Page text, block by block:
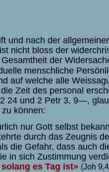
und nach der
nicht bloss der
der
menschliche
auf welche alle
Zeit des personal
24 und 2 Petr 3, 9—,
können:
nur Gott selbst
durch das Zeugnis
die Gefahr, dass auch
in sich Zustimmung
es Tag ist» (Joh